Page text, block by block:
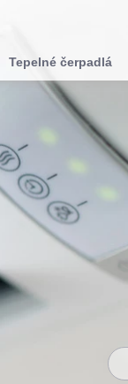
Tepelné čerpadlá